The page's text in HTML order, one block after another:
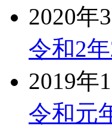
2020年
令和2
2019年
令和元